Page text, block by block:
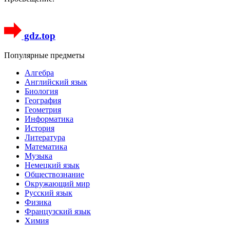
gdz.top
Популярные предметы
Алгебра
Английский язык
Биология
География
Геометрия
Информатика
История
Литература
Математика
Музыка
Немецкий язык
Обществознание
Окружающий мир
Русский язык
Физика
Французский язык
Химия